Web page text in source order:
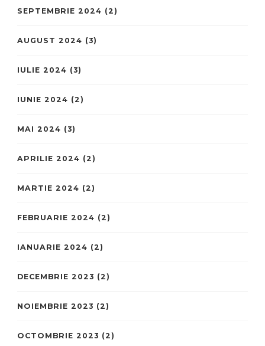
SEPTEMBRIE 2024 (2)
AUGUST 2024 (3)
IULIE 2024 (3)
IUNIE 2024 (2)
MAI 2024 (3)
APRILIE 2024 (2)
MARTIE 2024 (2)
FEBRUARIE 2024 (2)
IANUARIE 2024 (2)
DECEMBRIE 2023 (2)
NOIEMBRIE 2023 (2)
OCTOMBRIE 2023 (2)